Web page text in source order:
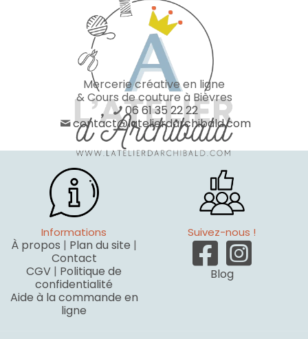
Mercerie créative en ligne
& Cours de couture à Bièvres
06 61 35 22 22
contact@latelierdarchibald.com
Informations
À propos | Plan du site |
Contact
CGV | Politique de
confidentialité
Aide à la commande en
ligne
Suivez-nous !
Blog